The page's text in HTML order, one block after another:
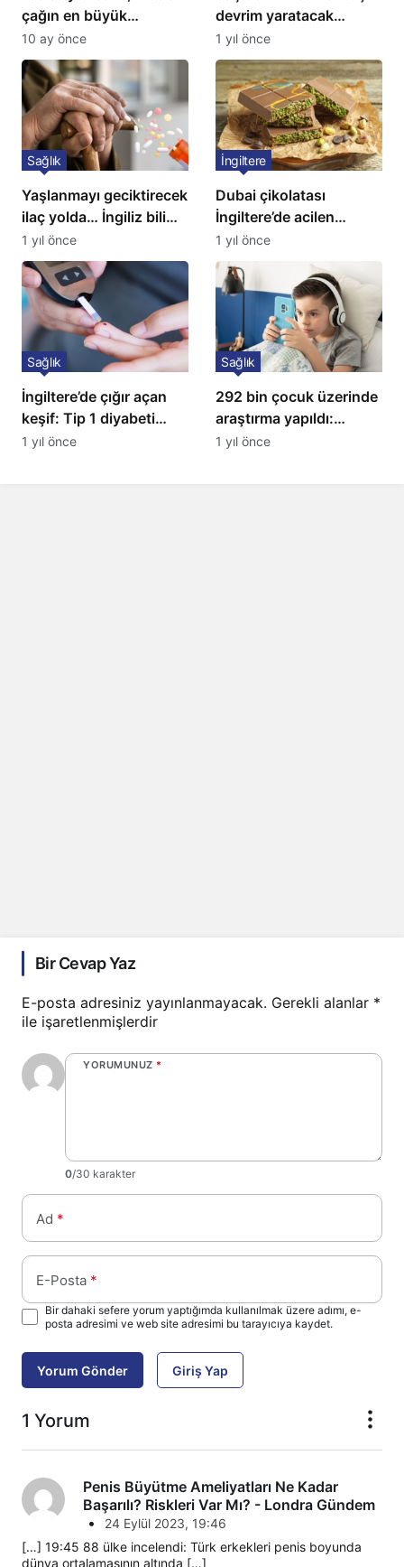
çağın en büyük
tedavisidir”
10 ay önce
devrim yaratacak
çözüm: Ne ilaç ne saç
ekimi gerekiyor
1 yıl önce
Yaşlanmayı geciktirecek
ilaç yolda… İngiliz bilim
insanları açıkladı!
Sağlık
1 yıl önce
Dubai çikolatası
İngiltere’de acilen
toplatılıyor
İngiltere
1 yıl önce
İngiltere’de çığır açan
keşif: Tip 1 diyabeti
yıllarca öteliyor
Sağlık
1 yıl önce
292 bin çocuk üzerinde
araştırma yapıldı:
Uzmanlardan ailelere
Sağlık
1 yıl önce
Bir Cevap Yaz
E-posta adresiniz yayınlanmayacak. Gerekli alanlar *
ile işaretlenmişlerdir
YORUMUNUZ *
0/30 karakter
Ad *
E-Posta *
Bir dahaki sefere yorum yaptığımda kullanılmak üzere adımı, e-
posta adresimi ve web site adresimi bu tarayıcıya kaydet.
Yorum Gönder Giriş Yap
1 Yorum
Penis Büyütme Ameliyatları Ne Kadar
Başarılı? Riskleri Var Mı? - Londra Gündem
•
24 Eylül 2023, 19:46
[…] 19:45 88 ülke incelendi: Türk erkekleri penis boyunda
dünya ortalamasının altında […]